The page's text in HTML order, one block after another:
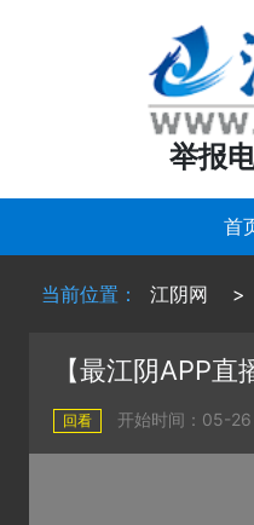
举报
首
当前位置： 江阴网 >
【最江阴APP
回看 开始时间：05-